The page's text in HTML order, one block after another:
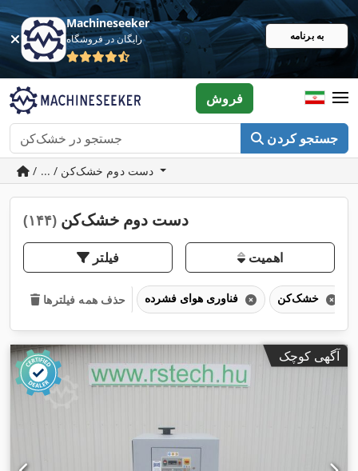
Machineseeker
رایگان در فروشگاه به برنامه
جستجو کردن
فروش
دست دوم خشک‌کن (۱۴۴)
فیلتر اهمیت
حذف همه فیلترها
آگهی کوچک